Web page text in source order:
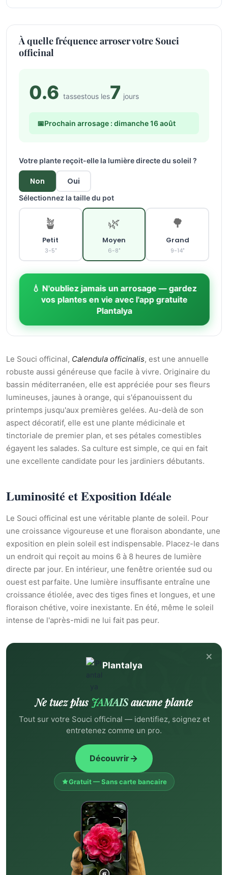
À quelle fréquence arroser votre Souci
officinal
0.6 tassestous les7 jours
📅Prochain arrosage : dimanche 16 août
Votre plante reçoit-elle la lumière directe du soleil ?
Non Oui
Sélectionnez la taille du pot
🪴
Petit
3-5"
🌿
Moyen
6-8"
🌳
Grand
9-14"
💧 N'oubliez jamais un arrosage — gardez
vos plantes en vie avec l'app gratuite
Plantalya
Le Souci officinal, Calendula officinalis, est une annuelle
robuste aussi généreuse que facile à vivre. Originaire du
bassin méditerranéen, elle est appréciée pour ses fleurs
lumineuses, jaunes à orange, qui s'épanouissent du
printemps jusqu'aux premières gelées. Au-delà de son
aspect décoratif, elle est une plante médicinale et
tinctoriale de premier plan, et ses pétales comestibles
égayent les salades. Sa culture est simple, ce qui en fait
une excellente candidate pour les jardiniers débutants.
Luminosité et Exposition Idéale
Le Souci officinal est une véritable plante de soleil. Pour
une croissance vigoureuse et une floraison abondante, une
exposition en plein soleil est indispensable. Placez-le dans
un endroit qui reçoit au moins 6 à 8 heures de lumière
directe par jour. En intérieur, une fenêtre orientée sud ou
ouest est parfaite. Une lumière insuffisante entraîne une
croissance étiolée, avec des tiges fines et longues, et une
floraison chétive, voire inexistante. En été, même le soleil
intense de l'après-midi ne lui fait pas peur.
×
Plantalya
Ne tuez plus JAMAISaucune plante
Tout sur votre Souci officinal — identifiez, soignez et
entretenez comme un pro.
Découvrir
Gratuit — Sans carte bancaire